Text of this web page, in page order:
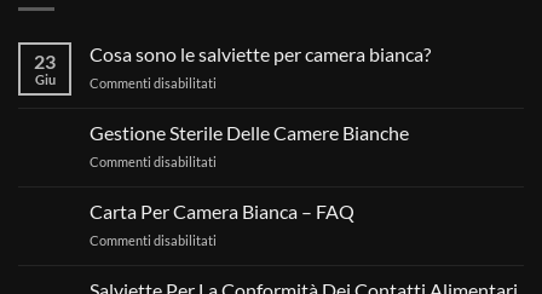
23
Giu
Cosa sono le salviette per camera bianca?
Commenti disabilitati
le
camera
Gestione Sterile Delle Camere Bianche
Commenti disabilitati
Delle
Carta Per Camera Bianca – FAQ
Commenti disabilitati
Salviette Per La Conformità Dei Contatti Alimentari